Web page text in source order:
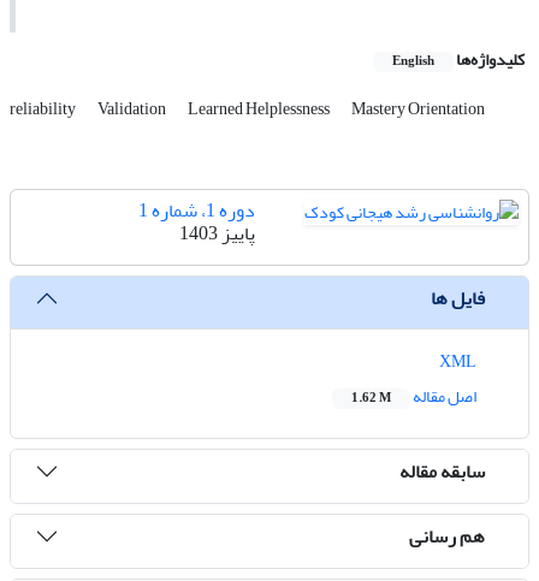
کلیدواژه‌ها English
reliability Validation Learned Helplessness Mastery Orientation
دوره 1، شماره 1
پاییز 1403
فایل ها
اصل مقاله
1.62 M
سابقه مقاله
هم رسانی